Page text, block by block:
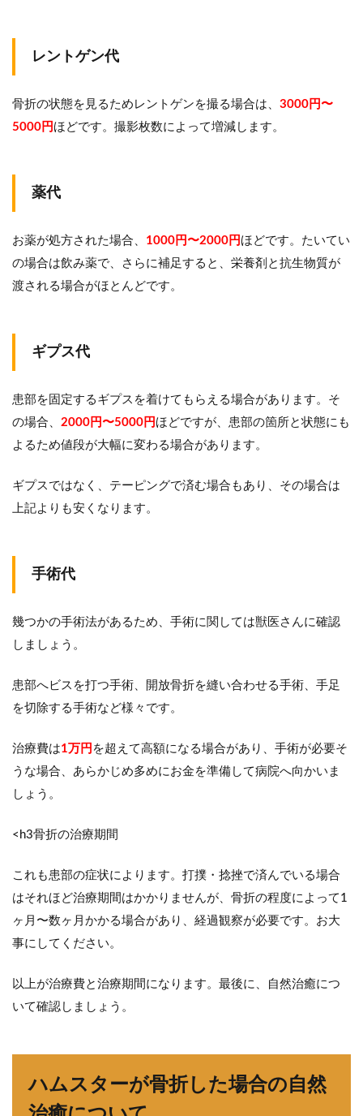
レントゲン代
骨折の状態を見るためレントゲンを撮る場合は、 3000円〜
5000円ほどです。撮影枚数によって増減します。
薬代
お薬が処方された場合、 1000円〜2000円ほどです。たいてい
の場合は飲み薬で、さらに補足すると、栄養剤と抗生物質が
渡される場合がほとんどです。
ギプス代
患部を固定するギプスを着けてもらえる場合があります。そ
の場合、 2000円〜5000円ほどですが、患部の箇所と状態にも
よるため値段が大幅に変わる場合があります。
ギプスではなく、テーピングで済む場合もあり、その場合は
上記よりも安くなります。
手術代
幾つかの手術法があるため、手術に関しては獣医さんに確認
しましょう。
患部へビスを打つ手術、開放骨折を縫い合わせる手術、手足
を切除する手術など様々です。
治療費は1万円 を超えて高額になる場合があり、手術が必要そ
うな場合、あらかじめ多めにお金を準備して病院へ向かいま
しょう。
<h3骨折の治療期間
これも患部の症状によります。打撲・捻挫で済んでいる場合
はそれほど治療期間はかかりませんが、骨折の程度によって1
ヶ月〜数ヶ月かかる場合があり、経過観察が必要です。お大
事にしてください。
以上が治療費と治療期間になります。最後に、自然治癒につ
いて確認しましょう。
ハムスターが骨折した場合の自然